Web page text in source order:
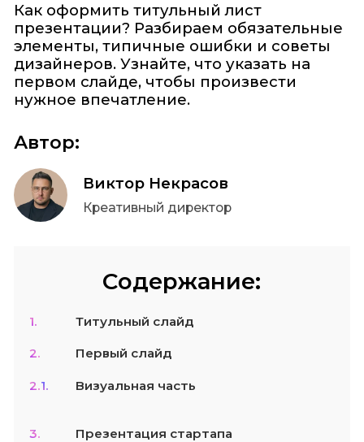
Как оформить титульный лист
презентации? Разбираем обязательные
элементы, типичные ошибки и советы
дизайнеров. Узнайте, что указать на
первом слайде, чтобы произвести
нужное впечатление.
Автор:
Виктор Некрасов
Креативный директор
Содержание:
1. Титульный слайд
2. Первый слайд
2.1. Визуальная часть
3. Презентация стартапа